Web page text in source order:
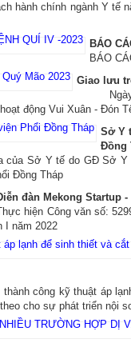
hành chính ngành Y tế
BÁO
BÁO
Giao lưu
Ngày 12
động Vui Xuân - Đón
Sở Y
Đồng
của Sở Y tế do GĐ Sở
Đồng Tháp
đàn Mekong Startup
hiện Công văn số:
I năm 2022
công kỹ thuật áp
cho sự phát triển nội